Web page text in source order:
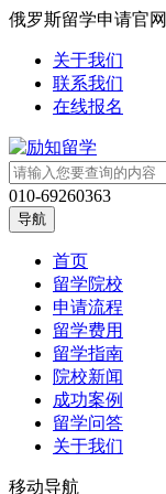
俄罗斯留学申请官网
关于我们
联系我们
在线报名
010-69260363
导航
首页
留学院校
申请流程
留学费用
留学指南
院校新闻
成功案例
留学问答
关于我们
移动导航